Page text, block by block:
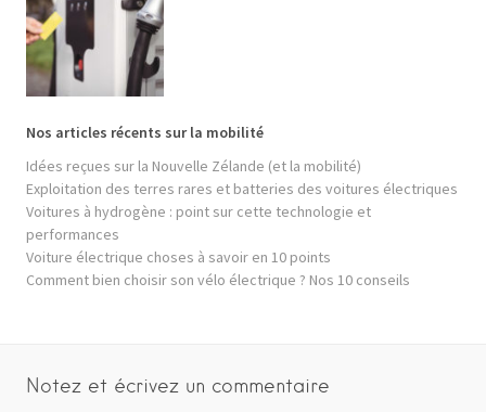
Nos articles récents sur la mobilité
Idées reçues sur la Nouvelle Zélande (et la mobilité)
Exploitation des terres rares et batteries des voitures électriques
Voitures à hydrogène : point sur cette technologie et
performances
Voiture électrique choses à savoir en 10 points
Comment bien choisir son vélo électrique ? Nos 10 conseils
Notez et écrivez un commentaire